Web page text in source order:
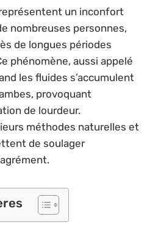
un inconfort
nombreuses personnes,
de longues périodes
phénomène, aussi appelé
les fluides s’accumulent
provoquant
de lourdeur.
méthodes naturelles et
de soulager